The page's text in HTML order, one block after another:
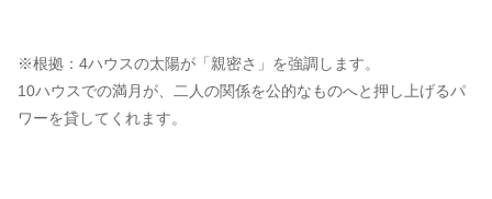
※根拠：4ハウスの太陽が「親密さ」を強調します。
10ハウスでの満月が、二人の関係を公的なものへと押し上げるパ
ワーを貸してくれます。